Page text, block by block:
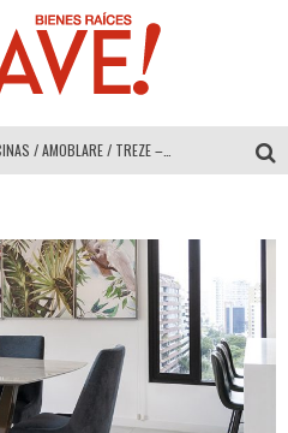
MULTIOFICINAS / AMOBLARE / TREZE – Especial Interiorismo & Decoración 2026
ADRIANA HOYOS DESIGN STUDIO – Especial Interiorismo & Decoración 2026